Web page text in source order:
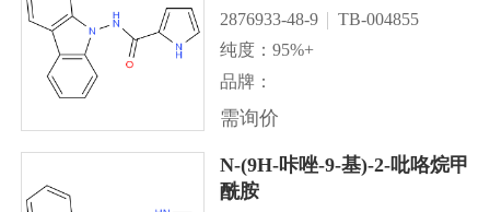
2876933-48-9
TB-004855
纯度：95%+
品牌：
需询价
N-(9H-咔唑-9-基)-2-吡咯烷甲
酰胺